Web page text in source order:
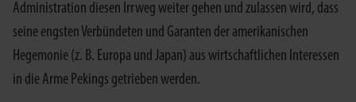
Administration diesen Irrweg weiter gehen und zulassen wird, dass
seine engsten Verbündeten und Garanten der amerikanischen
Hegemonie (z. B. Europa und Japan) aus wirtschaftlichen Interessen
in die Arme Pekings getrieben werden.